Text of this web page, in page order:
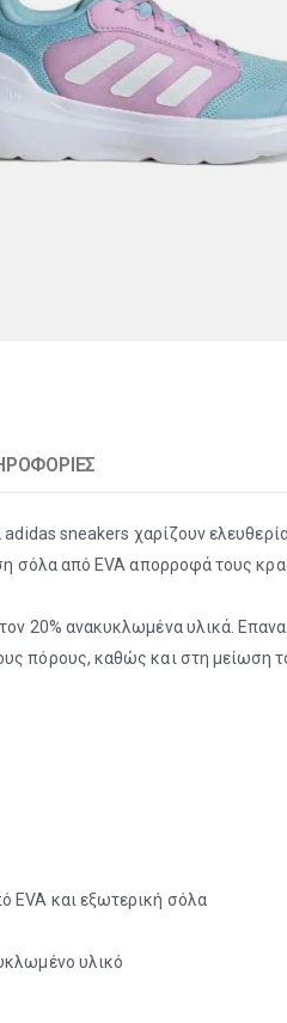
adidas sneakers χαρίζουν
σόλα από EVA απορροφά τους
20% ανακυκλωμένα υλικά.
πόρους, καθώς και στη μείωση
EVA και εξωτερική σόλα
υλικό